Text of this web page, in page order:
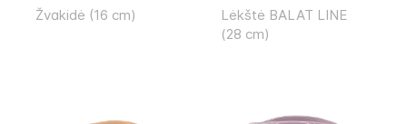
Žvakidė (16 cm)
Lėkštė BALAT LINE
(28 cm)